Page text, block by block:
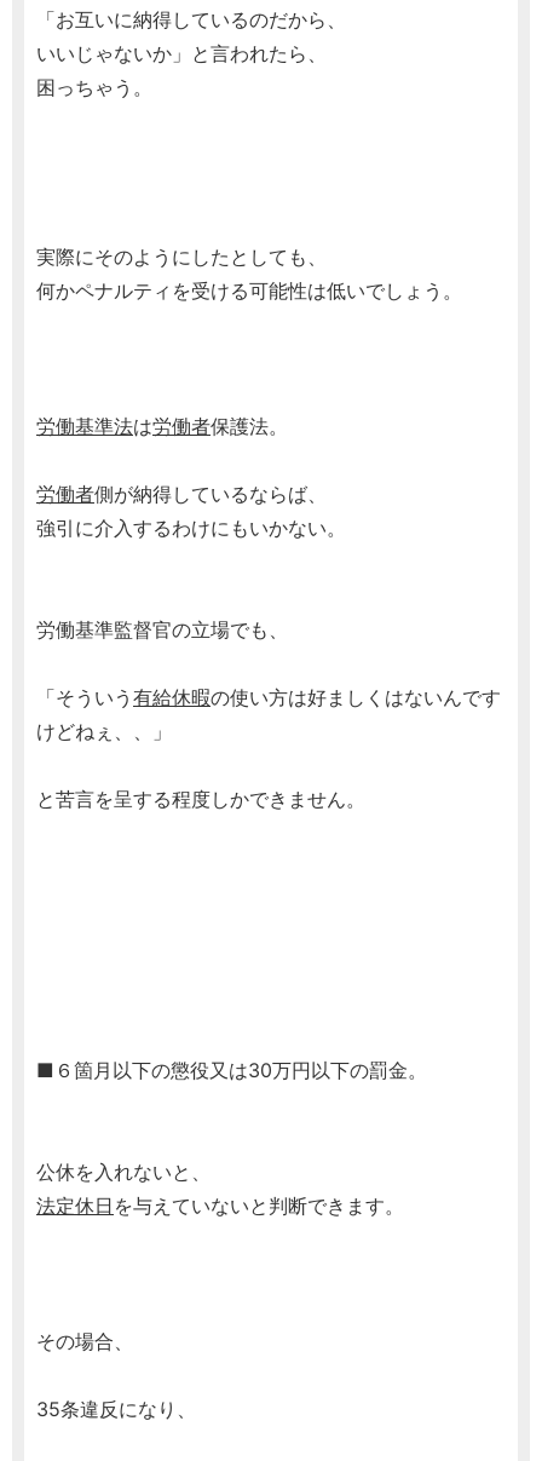
「お互いに納得しているのだから、
いいじゃないか」と言われたら、
困っちゃう。
実際にそのようにしたとしても、
何かペナルティを受ける可能性は低いでしょう。
労働基準法は労働者保護法。
労働者側が納得しているならば、
強引に介入するわけにもいかない。
労働基準監督官の立場でも、
「そういう 有給休暇の使い方は好ましくはないんです
けどねぇ、、」
と苦言を呈する程度しかできません。
■６箇月以下の懲役又は30万円以下の罰金。
公休を入れないと、
法定休日 を与えていないと判断できます。
その場合、
35条違反になり、